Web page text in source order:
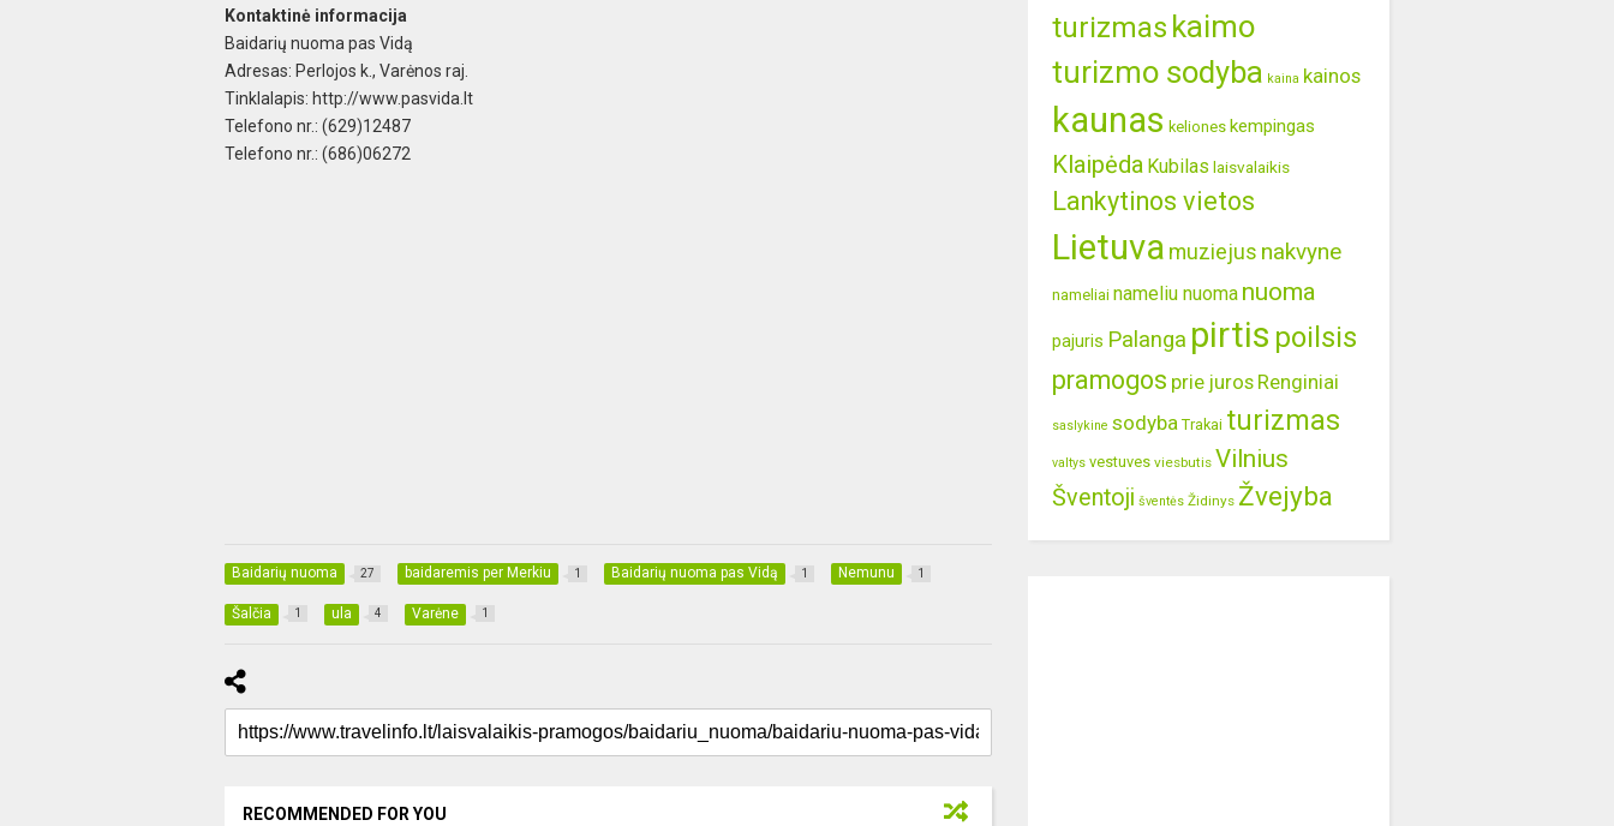
Kontaktinė informacija
Baidarių nuoma pas Vidą
Adresas: Perlojos k., Varėnos raj.
Tinklalapis: http://www.pasvida.lt
Telefono nr.: (629)12487
Telefono nr.: (686)06272
Baidarių nuoma 27 baidaremis per Merkiu 1 Baidarių nuoma pas Vidą 1 Nemunu 1
Šalčia 1 ula 4 Varėne 1
RECOMMENDED FOR YOU
turizmas kaimo
turizmo sodyba kaina kainos
kaunas keliones kempingas
Klaipėda Kubilas laisvalaikis
Lankytinos vietos
Lietuva muziejus nakvyne
nameliai nameliu nuoma nuoma
pajuris Palanga pirtis poilsis
pramogos prie juros Renginiai
saslykine sodyba Trakai turizmas
valtys vestuves viesbutis Vilnius
Šventoji šventės Židinys Žvejyba